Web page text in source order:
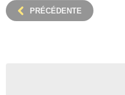
PRÉCÉDENTE